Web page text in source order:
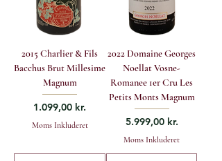
2015 Charlier & Fils
Bacchus Brut Millesime
Magnum
Pris
1.099,00 kr.
Moms Inkluderet
2022 Domaine Georges
Noellat Vosne-
Romanee 1er Cru Les
Petits Monts Magnum
Pris
5.999,00 kr.
Moms Inkluderet